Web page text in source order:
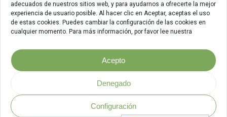
adecuados de nuestros sitios web, y para ayudarnos a ofrecerte la mejor
experiencia de usuario posible. Al hacer clic en Aceptar, aceptas el uso
de estas cookies. Puedes cambiar la configuración de las cookies en
cualquier momento. Para más información, por favor lee nuestra
Acepto
Denegado
Configuración
Política de Seguridad